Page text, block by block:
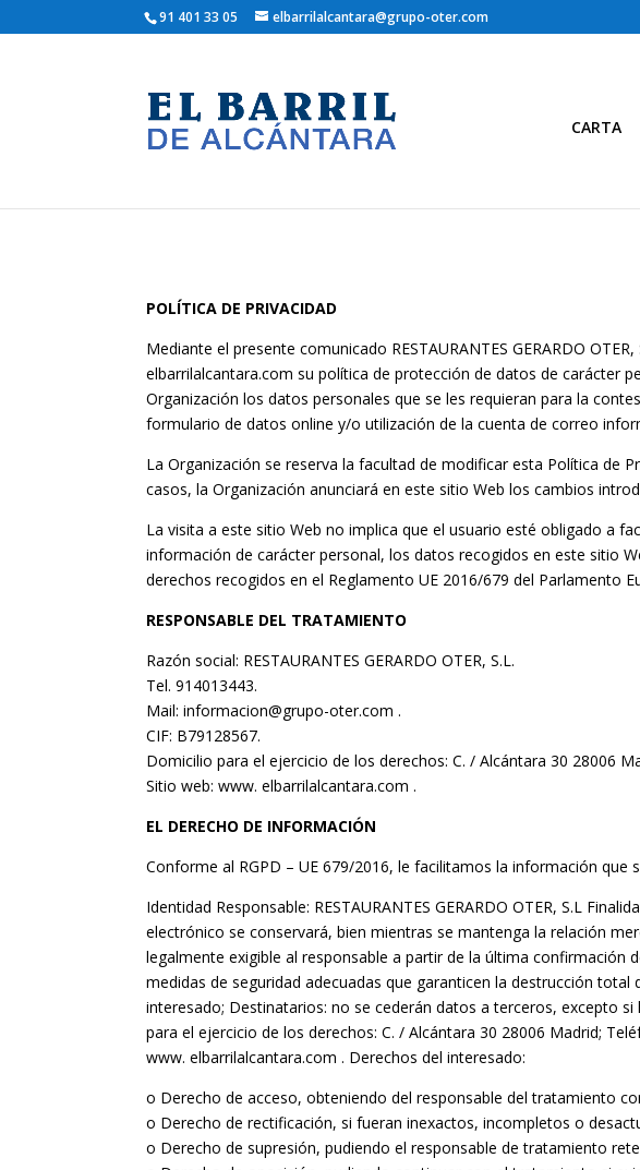
91 401 33 05 elbarrilalcantara@grupo-oter.com
CARTA
POLÍTICA DE PRIVACIDAD
Mediante el presente comunicado RESTAURANTES GERARDO
elbarrilalcantara.com su política de protección de datos de carácter
Organización los datos personales que se les requieran para la
formulario de datos online y/o utilización de la cuenta de correo
La Organización se reserva la facultad de modificar esta Política de
casos, la Organización anunciará en este sitio Web los cambios
La visita a este sitio Web no implica que el usuario esté obligado a
información de carácter personal, los datos recogidos en este sitio
derechos recogidos en el Reglamento UE 2016/679 del Parlamento
RESPONSABLE DEL TRATAMIENTO
Razón social: RESTAURANTES GERARDO OTER, S.L.
Tel. 914013443.
Mail: informacion@grupo-oter.com .
CIF: B79128567.
Domicilio para el ejercicio de los derechos: C. / Alcántara 30 28006
Sitio web: www. elbarrilalcantara.com .
EL DERECHO DE INFORMACIÓN
Conforme al RGPD – UE 679/2016, le facilitamos la información
Identidad Responsable: RESTAURANTES GERARDO OTER, S.L
electrónico se conservará, bien mientras se mantenga la relación
legalmente exigible al responsable a partir de la última confirmación
medidas de seguridad adecuadas que garanticen la destrucción
interesado; Destinatarios: no se cederán datos a terceros, excepto
para el ejercicio de los derechos: C. / Alcántara 30 28006 Madrid;
www. elbarrilalcantara.com . Derechos del interesado:
o Derecho de acceso, obteniendo del responsable del tratamiento
o Derecho de rectificación, si fueran inexactos, incompletos o
o Derecho de supresión, pudiendo el responsable de tratamiento